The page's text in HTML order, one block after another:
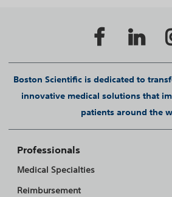
Boston Scientific is dedicated to
innovative medical solutions that
patients around the
Professionals
Medical Specialties
Reimbursement